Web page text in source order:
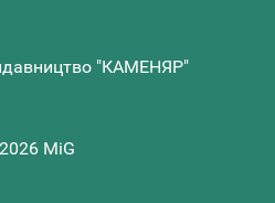
"КАМЕНЯР"
MiG